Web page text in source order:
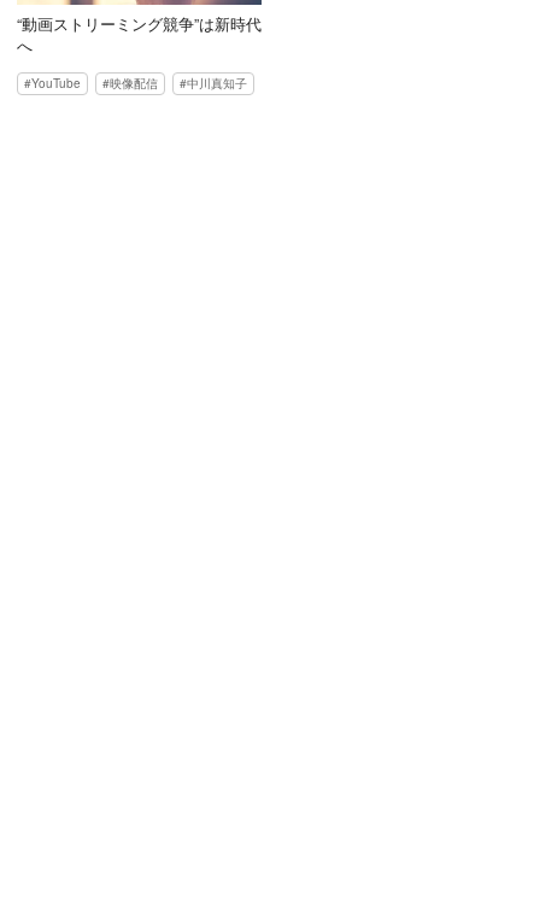
“動画ストリーミング競争”は新時代
へ
YouTube 映像配信 中川真知子